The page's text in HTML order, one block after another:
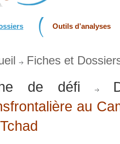
Outils d’analyses
Fiches et
de défi
au